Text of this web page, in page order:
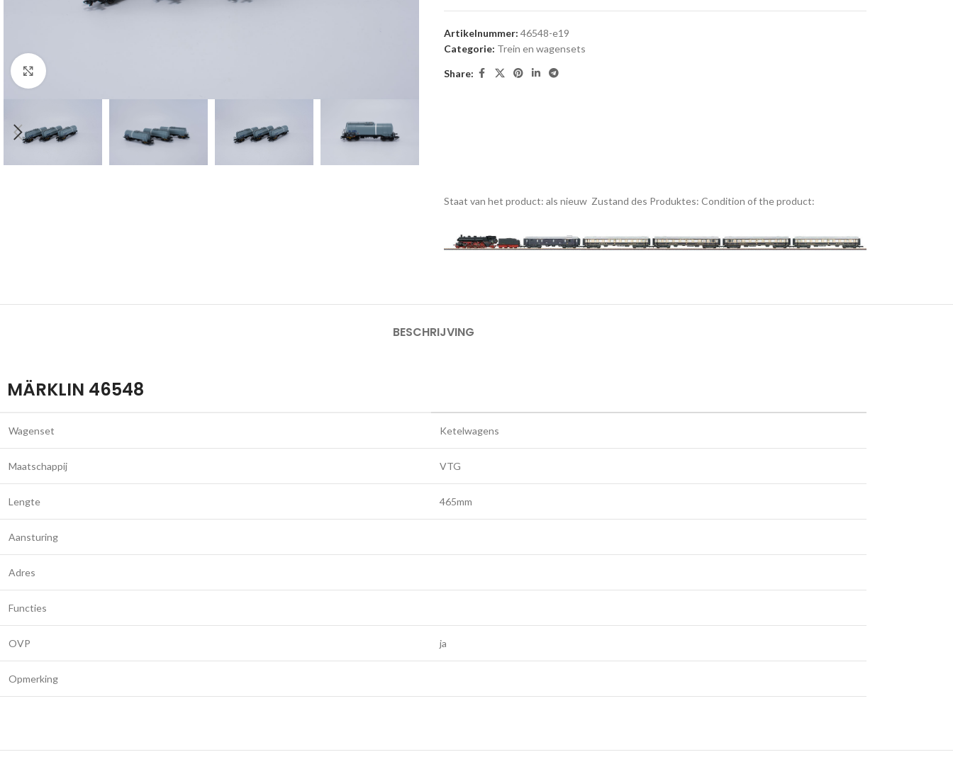
Artikelnummer: 46548-e19
Categorie: Trein en wagensets
Share:
Staat van het product: als nieuw Zustand des Produktes: Condition of the product:
BESCHRIJVING
MÄRKLIN 46548
Wagenset Ketelwagens
Maatschappij VTG
Lengte 465mm
Aansturing
Adres
Functies
OVP ja
Opmerking